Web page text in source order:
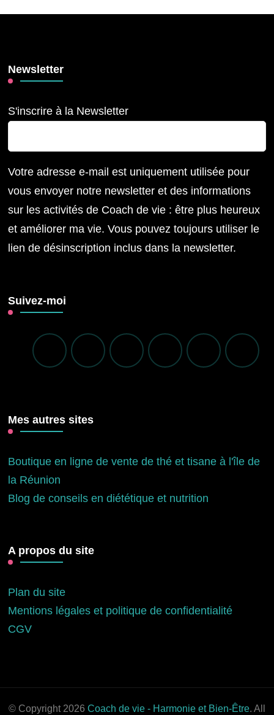
Newsletter
S'inscrire à la Newsletter
Votre adresse e-mail est uniquement utilisée pour
vous envoyer notre newsletter et des informations
sur les activités de Coach de vie : être plus heureux
et améliorer ma vie. Vous pouvez toujours utiliser le
lien de désinscription inclus dans la newsletter.
Suivez-moi
Mes autres sites
Boutique en ligne de vente de thé et tisane à l'île de
la Réunion
Blog de conseils en diététique et nutrition
A propos du site
Plan du site
Mentions légales et politique de confidentialité
CGV
© Copyright 2026 Coach de vie - Harmonie et Bien-Être. All